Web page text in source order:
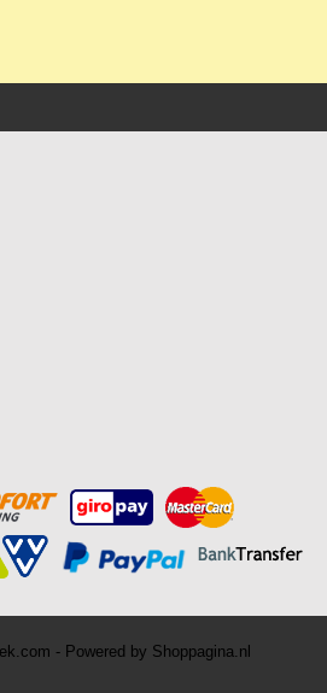
- Powered by Shoppagina.nl